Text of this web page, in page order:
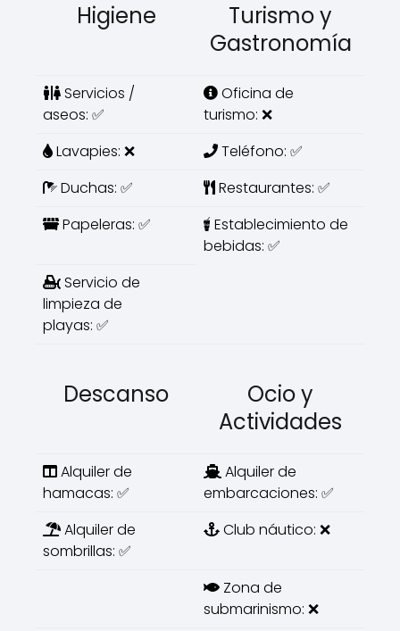
Higiene
Turismo y
Gastronomía
Servicios /
aseos: ✅
Oficina de
turismo: ❌
Lavapies: ❌
Teléfono: ✅
Duchas: ✅
Restaurantes: ✅
Papeleras: ✅
Establecimiento de
bebidas: ✅
Servicio de
limpieza de
playas: ✅
Descanso
Ocio y
Actividades
Alquiler de
hamacas: ✅
Alquiler de
embarcaciones: ✅
Alquiler de
sombrillas: ✅
Club náutico: ❌
Zona de
submarinismo: ❌